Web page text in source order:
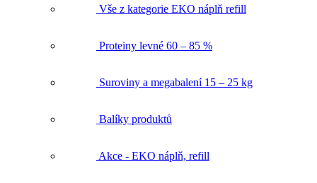
★ Mixni si produkt ★